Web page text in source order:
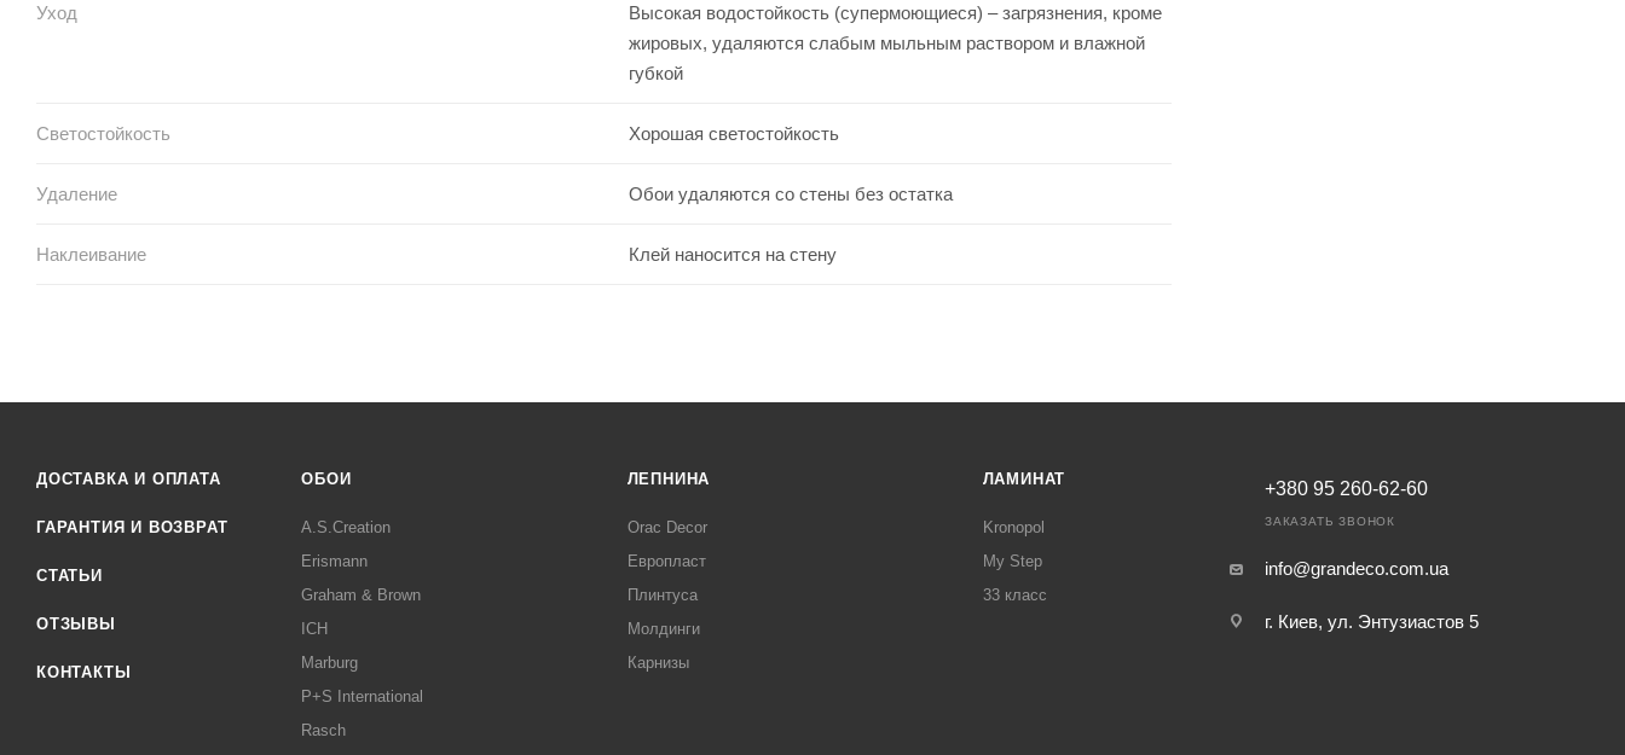
Уход
Высокая водостойкость (супермоющиеся) – загрязнения, кроме
жировых, удаляются слабым мыльным раствором и влажной
губкой
Светостойкость Хорошая светостойкость
Удаление Обои удаляются со стены без остатка
Наклеивание Клей наносится на стену
ДОСТАВКА И ОПЛАТА
ГАРАНТИЯ И ВОЗВРАТ
СТАТЬИ
ОТЗЫВЫ
КОНТАКТЫ
ОБОИ
A.S.Creation
Erismann
Graham & Brown
ICH
Marburg
P+S International
Rasch
ЛЕПНИНА
Orac Decor
Европласт
Плинтуса
Молдинги
Карнизы
ЛАМИНАТ
Kronopol
My Step
33 класс
+380 95 260-62-60
ЗАКАЗАТЬ ЗВОНОК
info@grandeco.com.ua
г. Киев, ул. Энтузиастов 5